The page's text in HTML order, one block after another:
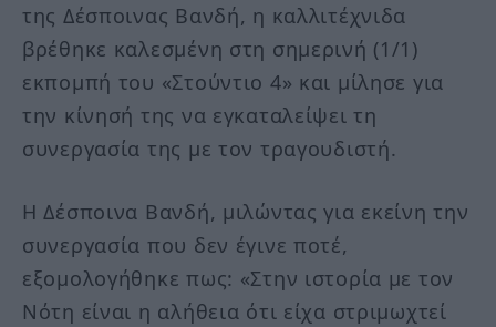
της Δέσποινας Βανδή, η καλλιτέχνιδα
βρέθηκε καλεσμένη στη σημερινή (1/1)
εκπομπή του «Στούντιο 4» και μίλησε για
την κίνησή της να εγκαταλείψει τη
συνεργασία της με τον τραγουδιστή.
Η Δέσποινα Βανδή, μιλώντας για εκείνη την
συνεργασία που δεν έγινε ποτέ,
εξομολογήθηκε πως: «Στην ιστορία με τον
Νότη είναι η αλήθεια ότι είχα στριμωχτεί